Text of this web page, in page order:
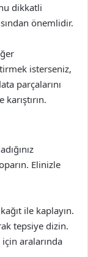
dikkatli
önemlidir.
isterseniz,
parçalarını
Elinizle
ile kaplayın.
tepsiye dizin.
aralarında